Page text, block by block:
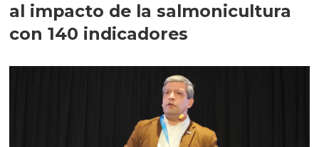
al impacto de la salmonicultura
con 140 indicadores